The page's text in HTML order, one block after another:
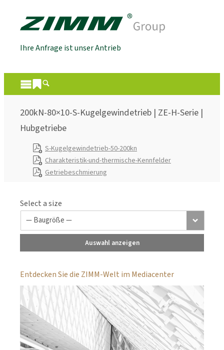
Ihre Anfrage ist unser Antrieb
200kN-80×10-S-Kugelgewindetrieb | ZE-H-Serie |
Hubgetriebe
S-Kugelgewindetrieb-50-200kn
Charakteristik-und-thermische-Kennfelder
Getriebeschmierung
Select a size
Auswahl anzeigen
Entdecken Sie die ZIMM-Welt im Mediacenter